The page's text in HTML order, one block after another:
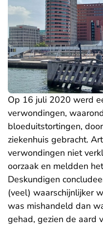
Op 16 juli 2020 werd
verwondingen,
bloeduitstortingen,
ziekenhuis gebracht.
verwondingen niet
oorzaak en meldden
Deskundigen
(veel) waarschijnlijker
was mishandeld dan
gehad, gezien de aard